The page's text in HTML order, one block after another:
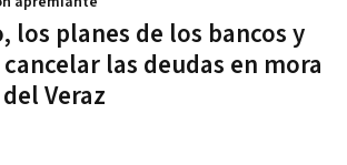
los planes de los bancos y
las deudas en mora
Veraz